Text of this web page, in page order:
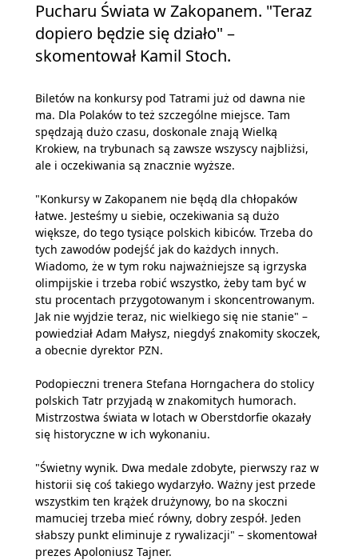
Pucharu Świata w Zakopanem. "Teraz
dopiero będzie się działo" –
skomentował Kamil Stoch.
Biletów na konkursy pod Tatrami już od dawna nie
ma. Dla Polaków to też szczególne miejsce. Tam
spędzają dużo czasu, doskonale znają Wielką
Krokiew, na trybunach są zawsze wszyscy najbliżsi,
ale i oczekiwania są znacznie wyższe.
"Konkursy w Zakopanem nie będą dla chłopaków
łatwe. Jesteśmy u siebie, oczekiwania są dużo
większe, do tego tysiące polskich kibiców. Trzeba do
tych zawodów podejść jak do każdych innych.
Wiadomo, że w tym roku najważniejsze są igrzyska
olimpijskie i trzeba robić wszystko, żeby tam być w
stu procentach przygotowanym i skoncentrowanym.
Jak nie wyjdzie teraz, nic wielkiego się nie stanie" –
powiedział Adam Małysz, niegdyś znakomity skoczek,
a obecnie dyrektor PZN.
Podopieczni trenera Stefana Horngachera do stolicy
polskich Tatr przyjadą w znakomitych humorach.
Mistrzostwa świata w lotach w Oberstdorfie okazały
się historyczne w ich wykonaniu.
"Świetny wynik. Dwa medale zdobyte, pierwszy raz w
historii się coś takiego wydarzyło. Ważny jest przede
wszystkim ten krążek drużynowy, bo na skoczni
mamuciej trzeba mieć równy, dobry zespół. Jeden
słabszy punkt eliminuje z rywalizacji" – skomentował
prezes Apoloniusz Tajner.